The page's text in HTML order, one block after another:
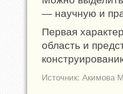
— научную и
Первая
область и
Источник: Акимова